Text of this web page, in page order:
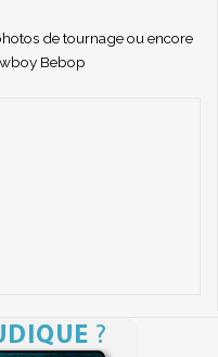
de tournage ou encore
Bebop